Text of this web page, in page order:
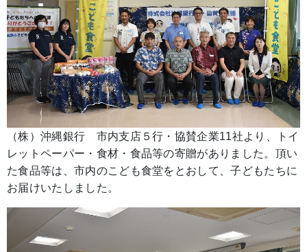
（株）沖縄銀行 市内支店５行・協賛企業11社より、トイ
レットペーパー・食材・食品等の寄贈がありました。頂い
た食品等は、市内のこども食堂をとおして、子どもたちに
お届けいたしました。